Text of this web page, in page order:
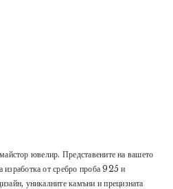
ювелир. Представените на вашето
изработка от сребро проба 925 и
уникалните камъни и прецизната